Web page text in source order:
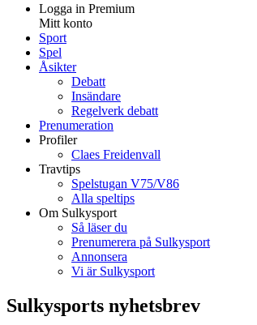
Logga in Premium
Mitt konto
Sport
Spel
Åsikter
Debatt
Insändare
Regelverk debatt
Prenumeration
Profiler
Claes Freidenvall
Travtips
Spelstugan V75/V86
Alla speltips
Om Sulkysport
Så läser du
Prenumerera på Sulkysport
Annonsera
Vi är Sulkysport
Sulkysports nyhetsbrev